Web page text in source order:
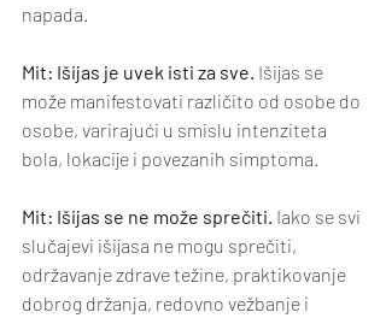
napada.
Mit: Išijas je uvek isti za sve. Išijas se
može manifestovati različito od osobe do
osobe, varirajući u smislu intenziteta
bola, lokacije i povezanih simptoma.
Mit: Išijas se ne može sprečiti. Iako se svi
slučajevi išijasa ne mogu sprečiti,
održavanje zdrave težine, praktikovanje
dobrog držanja, redovno vežbanje i